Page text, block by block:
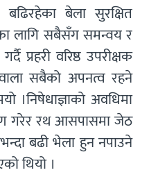
बेला सुरक्षित
लागि सबैसँग समन्वय र
प्रहरी वरिष्ठ उपरीक्षक
सबैको अपनत्व रहने
।निषेधाज्ञाको अवधिमा
गरेर रथ आसपासमा जेठ
बढी भेला हुन नपाउने
थियो ।